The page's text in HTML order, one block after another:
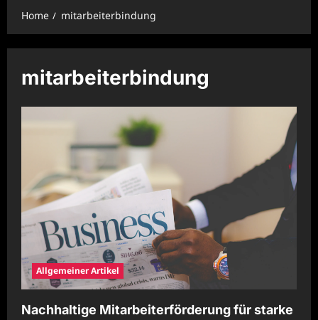
Home mitarbeiterbindung
mitarbeiterbindung
Allgemeiner Artikel
Nachhaltige Mitarbeiterförderung für starke